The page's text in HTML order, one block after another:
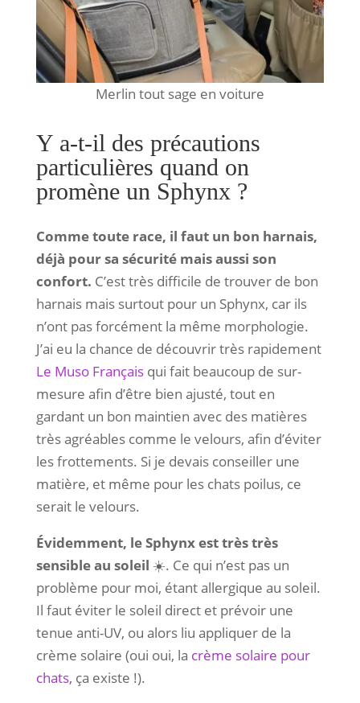
Merlin tout sage en voiture
Y a-t-il des précautions
particulières quand on
promène un Sphynx ?
Comme toute race, il faut un bon harnais,
déjà pour sa sécurité mais aussi son
confort. C’est très difficile de trouver de bon
harnais mais surtout pour un Sphynx, car ils
n’ont pas forcément la même morphologie.
J’ai eu la chance de découvrir très rapidement
Le Muso Françaisqui fait beaucoup de sur-
mesure afin d’être bien ajusté, tout en
gardant un bon maintien avec des matières
très agréables comme le velours, afin d’éviter
les frottements. Si je devais conseiller une
matière, et même pour les chats poilus, ce
serait le velours.
Évidemment, le Sphynx est très très
sensible au soleil ☀️. Ce qui n’est pas un
problème pour moi, étant allergique au soleil.
Il faut éviter le soleil direct et prévoir une
tenue anti-UV, ou alors liu appliquer de la
crème solaire (oui oui, la crème solaire pour
chats, ça existe !).